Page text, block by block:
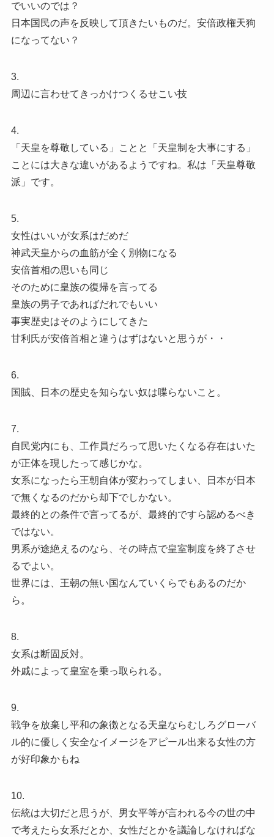
でいいのでは？
日本国民の声を反映して頂きたいものだ。安倍政権天狗
になってない？
3.
周辺に言わせてきっかけつくるせこい技
4.
「天皇を尊敬している」ことと「天皇制を大事にする」
ことには大きな違いがあるようですね。私は「天皇尊敬
派」です。
5.
女性はいいが女系はだめだ
神武天皇からの血筋が全く別物になる
安倍首相の思いも同じ
そのために皇族の復帰を言ってる
皇族の男子であればだれでもいい
事実歴史はそのようにしてきた
甘利氏が安倍首相と違うはずはないと思うが・・
6.
国賊、日本の歴史を知らない奴は喋らないこと。
7.
自民党内にも、工作員だろって思いたくなる存在はいた
が正体を現したって感じかな。
女系になったら王朝自体が変わってしまい、日本が日本
で無くなるのだから却下でしかない。
最終的との条件で言ってるが、最終的ですら認めるべき
ではない。
男系が途絶えるのなら、その時点で皇室制度を終了させ
るでよい。
世界には、王朝の無い国なんていくらでもあるのだか
ら。
8.
女系は断固反対。
外戚によって皇室を乗っ取られる。
9.
戦争を放棄し平和の象徴となる天皇ならむしろグローバ
ル的に優しく安全なイメージをアピール出来る女性の方
が好印象かもね
10.
伝統は大切だと思うが、男女平等が言われる今の世の中
で考えたら女系だとか、女性だとかを議論しなければな